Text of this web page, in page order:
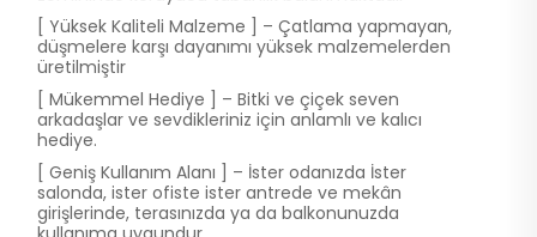
[ Yüksek Kaliteli Malzeme ] – Çatlama yapmayan,
düşmelere karşı dayanımı yüksek malzemelerden
üretilmiştir
[ Mükemmel Hediye ] – Bitki ve çiçek seven
arkadaşlar ve sevdikleriniz için anlamlı ve kalıcı
hediye.
[ Geniş Kullanım Alanı ] – İster odanızda İster
salonda, ister ofiste ister antrede ve mekân
girişlerinde, terasınızda ya da balkonunuzda